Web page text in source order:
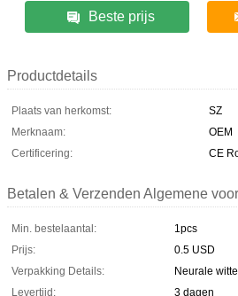
Beste prijs
Productdetails
Plaats van herkomst:
SZ
Merknaam:
OEM
Certificering:
CE
Betalen & Verzenden Algemene
Min. bestelaantal:
1pcs
Prijs:
0.5 USD
Verpakking Details:
Neurale
Levertijd:
3 dagen